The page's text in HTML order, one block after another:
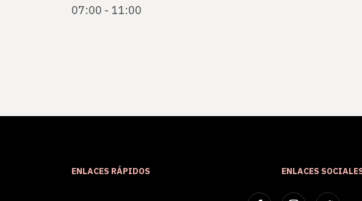
07:00 - 11:00
ENLACES RÁPIDOS ENLACES